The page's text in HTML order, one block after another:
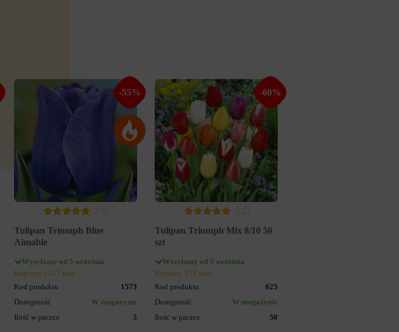
-55%
Tulipan Triumph Blue
Aimable
Wysyłamy od 5 września
Kupiony 1237 razy
Kod produktu
1573
Dostępność
W magazynie
Ilość w paczce
5
-60%
Tulipan Triumph Mix 8/10 50
szt
Wysyłamy od 5 września
Kupiony 112 razy
Kod produktu
625
Dostępność
W magazynie
Ilość w paczce
50